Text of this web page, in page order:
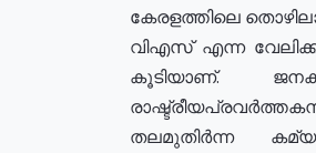
കേരളത്തിലെ
വിഎസ് എന്ന
കൂടിയാണ്.
തലമുതിർന്ന